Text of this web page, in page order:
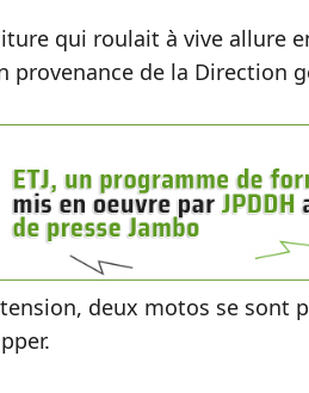
qui roulait à vive
provenance de la Direction
deux motos se sont